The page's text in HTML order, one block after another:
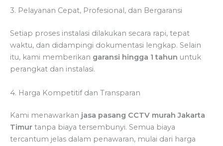
3. Pelayanan Cepat, Profesional, dan Bergaransi
Setiap proses instalasi dilakukan secara rapi, tepat
waktu, dan didampingi dokumentasi lengkap. Selain
itu, kami memberikan garansi hingga 1 tahun untuk
perangkat dan instalasi.
4. Harga Kompetitif dan Transparan
Kami menawarkan jasa pasang CCTV murah Jakarta
Timur tanpa biaya tersembunyi. Semua biaya
tercantum jelas dalam penawaran, mulai dari harga